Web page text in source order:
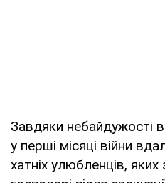
Завдяки небайдужості
у перші місяці війни
хатніх улюбленців,